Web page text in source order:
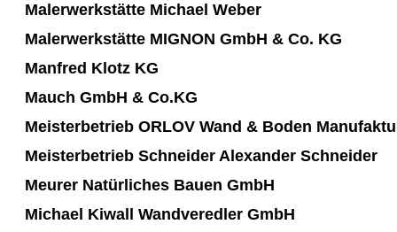
Malerwerkstätte Michael Weber
Malerwerkstätte MIGNON GmbH & Co. KG
Manfred Klotz KG
Mauch GmbH & Co.KG
Meisterbetrieb ORLOV Wand & Boden
Meisterbetrieb Schneider Alexander Schneider
Meurer Natürliches Bauen GmbH
Michael Kiwall Wandveredler GmbH